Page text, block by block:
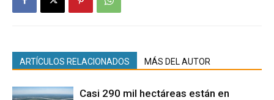
ARTÍCULOS RELACIONADOS MÁS DEL AUTOR
Casi 290 mil hectáreas están en